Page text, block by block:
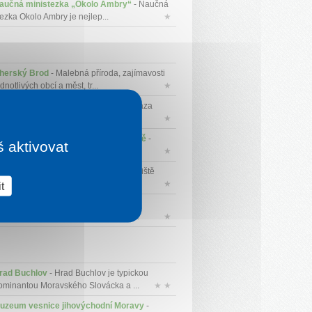
ministezka „Okolo Ambry“ - Naučná
Okolo Ambry je nejlep...
★
Brod - Malebná příroda, zajímavosti
obcí a měst, tr...
★
- Zámek Vizovice je oáza
★
Jihovýchodní Moravy ve Zlíně -
vzniklo v roce 1935 tehdy...
★
- Zelené koupaliště
je po rozsáhlé rekonst...
★
ze 14. století patří k nejvý...
★
Buchlov- Hrad Buchlov je typickou
Moravského Slovácka a ...
★ ★
vesnice jihovýchodní Moravy-
aktivovat